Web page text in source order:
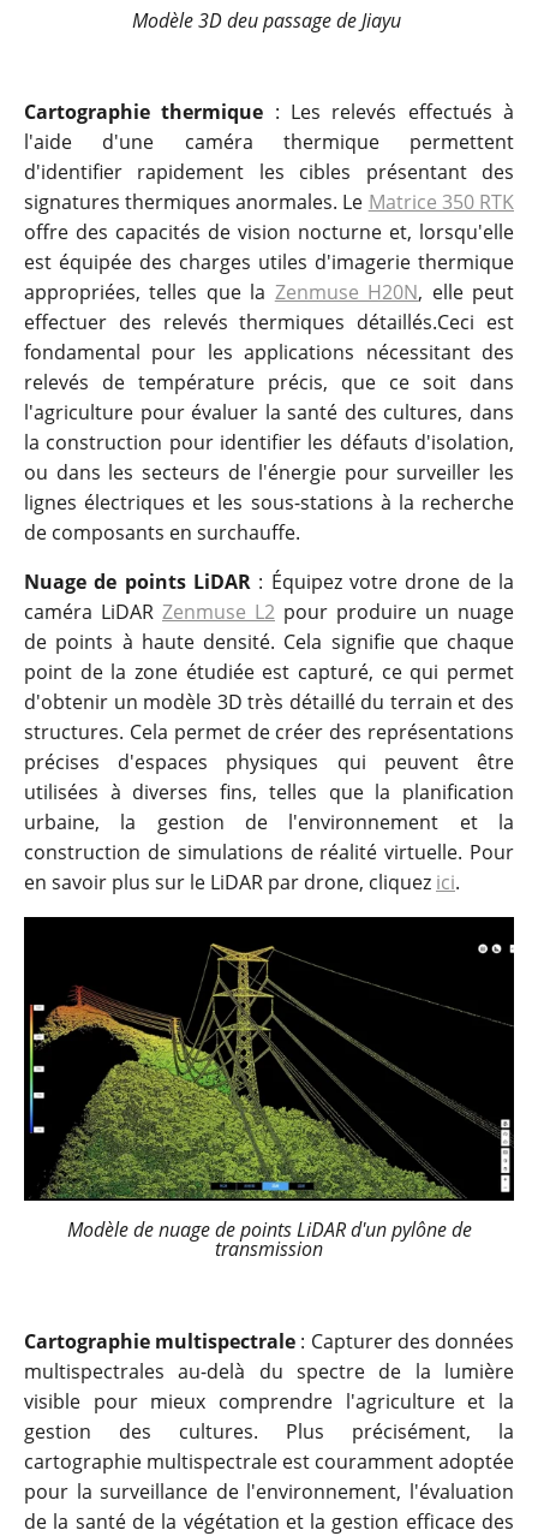
Modèle 3D deu passage de Jiayu
Cartographie thermique : Les relevés effectués à
l'aide d'une caméra thermique permettent
d'identifier rapidement les cibles présentant des
signatures thermiques anormales. Le Matrice 350 RTK
offre des capacités de vision nocturne et, lorsqu'elle
est équipée des charges utiles d'imagerie thermique
appropriées, telles que la Zenmuse H20N, elle peut
effectuer des relevés thermiques détaillés.Ceci est
fondamental pour les applications nécessitant des
relevés de température précis, que ce soit dans
l'agriculture pour évaluer la santé des cultures, dans
la construction pour identifier les défauts d'isolation,
ou dans les secteurs de l'énergie pour surveiller les
lignes électriques et les sous-stations à la recherche
de composants en surchauffe.
Nuage de points LiDAR : Équipez votre drone de la
caméra LiDAR Zenmuse L2 pour produire un nuage
de points à haute densité. Cela signifie que chaque
point de la zone étudiée est capturé, ce qui permet
d'obtenir un modèle 3D très détaillé du terrain et des
structures. Cela permet de créer des représentations
précises d'espaces physiques qui peuvent être
utilisées à diverses fins, telles que la planification
urbaine, la gestion de l'environnement et la
construction de simulations de réalité virtuelle. Pour
en savoir plus sur le LiDAR par drone, cliquez ici.
Modèle de nuage de points LiDAR d'un pylône de
transmission
Cartographie multispectrale : Capturer des données
multispectrales au-delà du spectre de la lumière
visible pour mieux comprendre l'agriculture et la
gestion des cultures. Plus précisément, la
cartographie multispectrale est couramment adoptée
pour la surveillance de l'environnement, l'évaluation
de la santé de la végétation et la gestion efficace des